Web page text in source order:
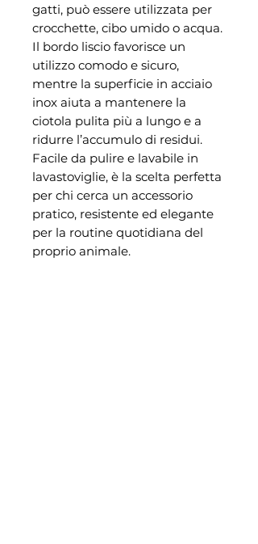
gatti, può essere utilizzata per
crocchette, cibo umido o acqua.
Il bordo liscio favorisce un
utilizzo comodo e sicuro,
mentre la superficie in acciaio
inox aiuta a mantenere la
ciotola pulita più a lungo e a
ridurre l’accumulo di residui.
Facile da pulire e lavabile in
lavastoviglie, è la scelta perfetta
per chi cerca un accessorio
pratico, resistente ed elegante
per la routine quotidiana del
proprio animale.